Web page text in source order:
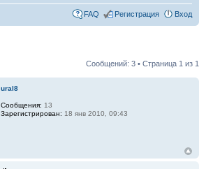
FAQ Регистрация Вход
Сообщений: 3 • Страница 1 из 1
ural8
Сообщения: 13
Зарегистрирован: 18 янв 2010, 09:43